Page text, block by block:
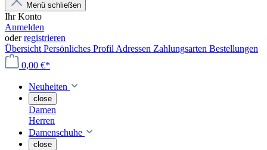
Menü schließen
Ihr Konto
Anmelden
oderregistrieren
Übersicht Persönliches Profil Adressen Zahlungsarten Bestellungen
0,00 €*
Neuheiten
close
Damen
Herren
Damenschuhe
close